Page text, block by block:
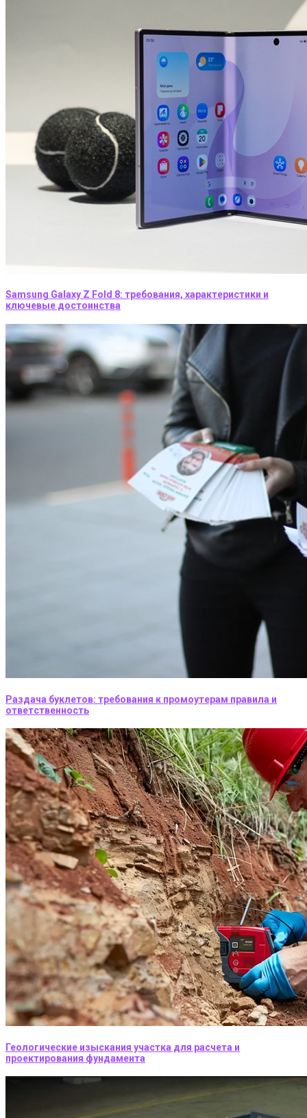
Samsung Galaxy Z Fold 8: требования, характеристики и
ключевые достоинства
Раздача буклетов: требования к промоутерам правила и
ответственность
Геологические изыскания участка для расчета и
проектирования фундамента